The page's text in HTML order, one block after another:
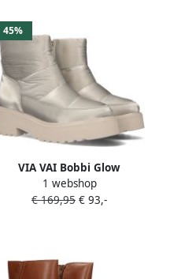
45%
VIA VAI Bobbi Glow
Enkellaarsjes dames Off
white
1 webshop
€ 169,95 € 93,-